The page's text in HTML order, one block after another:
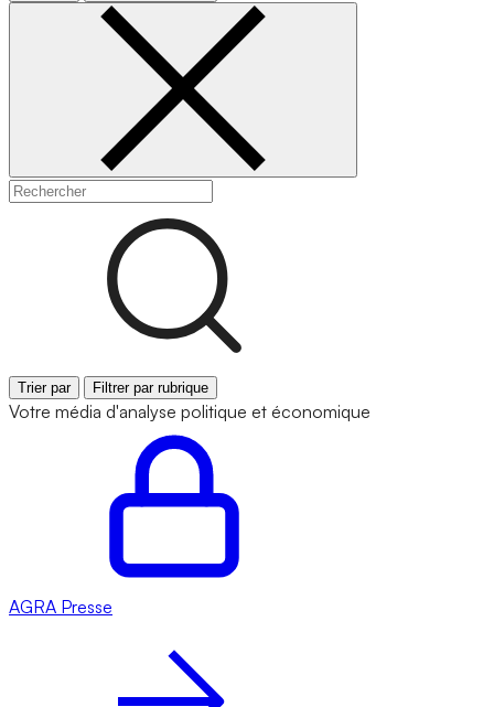
Trier par Filtrer par rubrique
Votre média d'analyse politique et économique
AGRA Presse